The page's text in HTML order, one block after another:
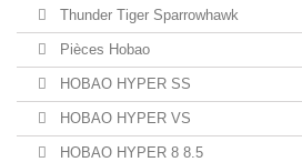
Thunder Tiger Sparrowhawk
Pièces Hobao
HOBAO HYPER SS
HOBAO HYPER VS
HOBAO HYPER 8 8.5